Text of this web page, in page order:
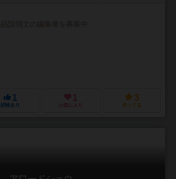
1
経験あり
1
お気に入り
3
持ってる